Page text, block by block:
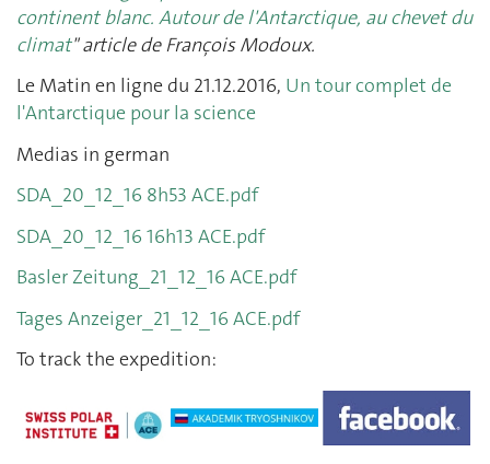
continent blanc. Autour de l'Antarctique, au chevet du
climat" article de François Modoux.
Le Matin en ligne du 21.12.2016, Un tour complet de
l'Antarctique pour la science
Medias in german
SDA_20_12_16 8h53 ACE.pdf
SDA_20_12_16 16h13 ACE.pdf
Basler Zeitung_21_12_16 ACE.pdf
Tages Anzeiger_21_12_16 ACE.pdf
To track the expedition: